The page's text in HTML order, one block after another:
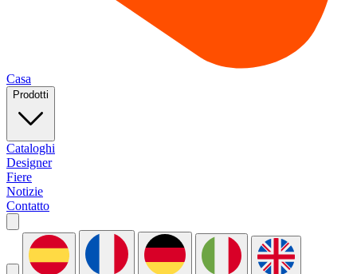
Casa
Prodotti
Cataloghi
Designer
Fiere
Notizie
Contatto